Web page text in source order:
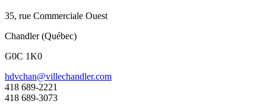
35, rue Commerciale Ouest
Chandler (Québec)
G0C 1K0
hdvchan@villechandler.com
418 689-2221
418 689-3073